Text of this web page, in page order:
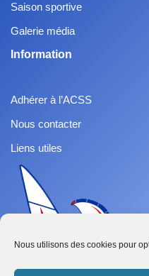
Nous utilisons des cookies pour
Saison sportive
Galerie média
Information
Adhérer à l’ACSS
Nous contacter
Liens utiles